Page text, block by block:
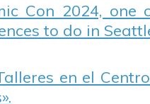
Con 2024,
to do in
en el